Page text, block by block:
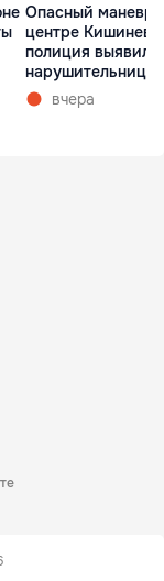
Опасный маневр
центре Кишинева:
полиция выявила
нарушительницу
вчера